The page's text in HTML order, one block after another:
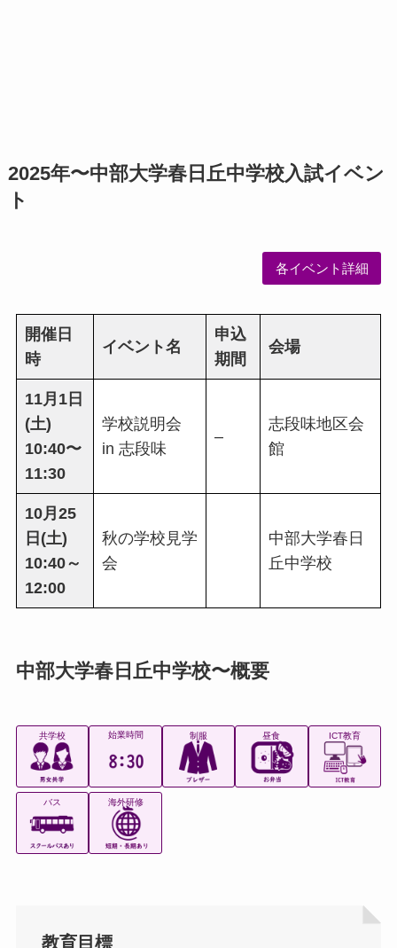
2025年〜中部大学春日丘中学校入試イベン
ト
各イベント詳細
開催日
時
イベント名
申込
期間
会場
11月1日
(土)
10:40〜
11:30
学校説明会
in 志段味
–
志段味地区会
館
10月25
日(土)
10:40～
12:00
秋の学校見学
会
中部大学春日
丘中学校
中部大学春日丘中学校〜概要
共学校 始業時間 制服 昼食 ICT教育
バス 海外研修
教育目標